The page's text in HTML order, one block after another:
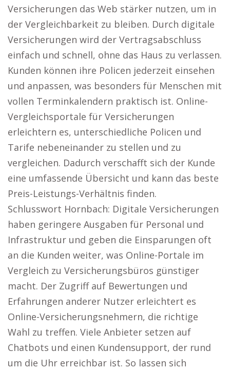
Versicherungen das Web stärker nutzen, um in
der Vergleichbarkeit zu bleiben. Durch digitale
Versicherungen wird der Vertragsabschluss
einfach und schnell, ohne das Haus zu verlassen.
Kunden können ihre Policen jederzeit einsehen
und anpassen, was besonders für Menschen mit
vollen Terminkalendern praktisch ist. Online-
Vergleichsportale für Versicherungen
erleichtern es, unterschiedliche Policen und
Tarife nebeneinander zu stellen und zu
vergleichen. Dadurch verschafft sich der Kunde
eine umfassende Übersicht und kann das beste
Preis-Leistungs-Verhältnis finden.
Schlusswort Hornbach: Digitale Versicherungen
haben geringere Ausgaben für Personal und
Infrastruktur und geben die Einsparungen oft
an die Kunden weiter, was Online-Portale im
Vergleich zu Versicherungsbüros günstiger
macht. Der Zugriff auf Bewertungen und
Erfahrungen anderer Nutzer erleichtert es
Online-Versicherungsnehmern, die richtige
Wahl zu treffen. Viele Anbieter setzen auf
Chatbots und einen Kundensupport, der rund
um die Uhr erreichbar ist. So lassen sich